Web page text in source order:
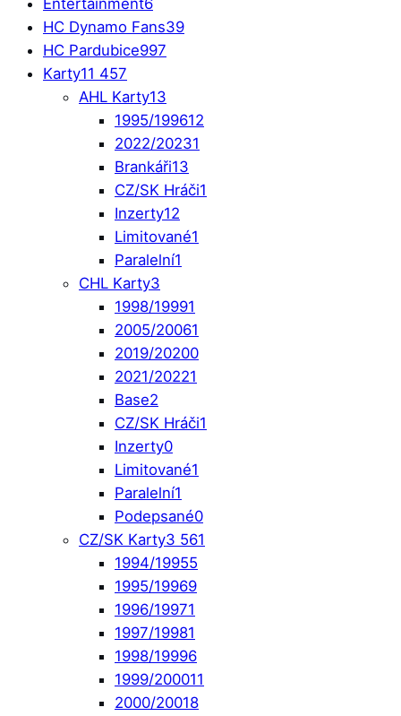
Entertainment6
HC Dynamo Fans39
HC Pardubice997
Karty11 457
AHL Karty13
1995/199612
2022/20231
Brankáři13
CZ/SK Hráči1
Inzerty12
Limitované1
Paralelní1
CHL Karty3
1998/19991
2005/20061
2019/20200
2021/20221
Base2
CZ/SK Hráči1
Inzerty0
Limitované1
Paralelní1
Podepsané0
CZ/SK Karty3 561
1994/19955
1995/19969
1996/19971
1997/19981
1998/19996
1999/200011
2000/20018